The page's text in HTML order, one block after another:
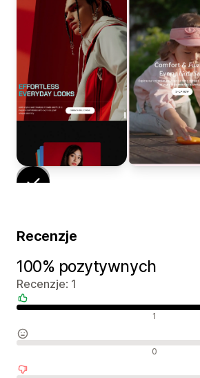
Recenzje
100% pozytywnych
Recenzje: 1
1
0